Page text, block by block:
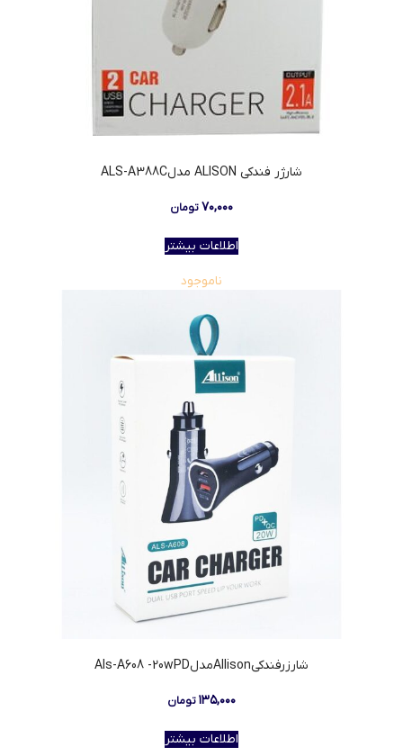
شارژر فندکی ALISON مدلALS-A388C
۷۰,۰۰۰تومان
اطلاعات بیشتر
ناموجود
شارزرفندکیAllisonمدلAls-A608 -20wPD
۱۳۵,۰۰۰تومان
اطلاعات بیشتر